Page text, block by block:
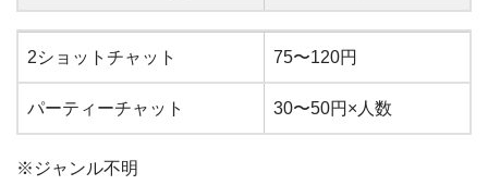
チャット形態 分給
2ショットチャット 75〜120円
パーティーチャット 30〜50円×人数
※ジャンル不明